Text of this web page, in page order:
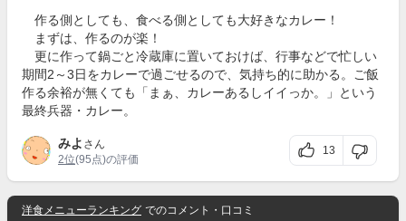
作る側としても、食べる側としても大好きなカレー！
まずは、作るのが楽！
更に作って鍋ごと冷蔵庫に置いておけば、行事などで忙しい
期間2～3日をカレーで過ごせるので、気持ち的に助かる。ご飯
作る余裕が無くても「まぁ、カレーあるしイイっか。」という
最終兵器・カレー。
みよ さん
2位(95点)の評価
13
洋食メニューランキング でのコメント・口コミ